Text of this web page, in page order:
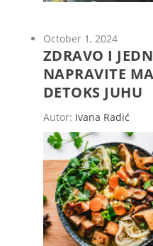
October 1, 2024
ZDRAVO I
NAPRAVITE
DETOKS JUHU
Autor: Ivana Radić